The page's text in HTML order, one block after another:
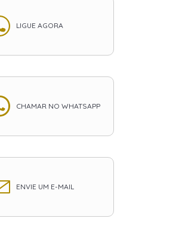
LIGUE AGORA
CHAMAR NO WHATSAPP
ENVIE UM E-MAIL